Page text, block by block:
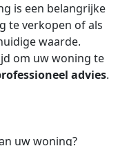
is een belangrijke
te verkopen of als
waarde.
om uw woning te
advies.
uw woning?